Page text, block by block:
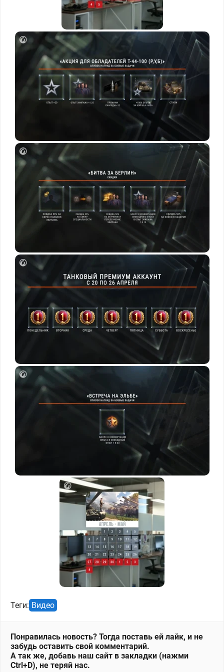
Теги: Видео
Понравилась новость? Тогда поставь ей лайк, и не
забудь оставить свой комментарий.
А так же, добавь наш сайт в закладки (нажми
Ctrl+D), не теряй нас.